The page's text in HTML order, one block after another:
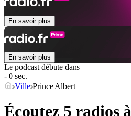
En savoir plus
En savoir plus
Le podcast débute dans
- 0 sec.
Ville Prince Albert
Écoutez 5 radios à